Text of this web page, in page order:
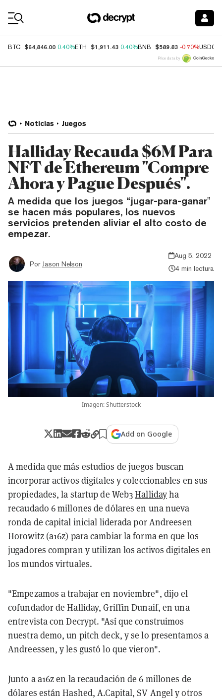
BTC $64,846.00 0.40%ETH $1,911.43 0.40%BNB $589.83 -0.70%USDC
Price data by
Noticias Juegos
Halliday Recauda $6M Para
NFT de Ethereum "Compre
Ahora y Pague Después".
A medida que los juegos “jugar-para-ganar"
se hacen más populares, los nuevos
servicios pretenden aliviar el alto costo de
empezar.
Por Jason Nelson
Aug 5, 2022
4 min lectura
Imagen: Shutterstock
Add on Google
A medida que más estudios de juegos buscan
incorporar activos digitales y coleccionables en sus
propiedades, la startup de Web3Hallidayha
recaudado 6 millones de dólares en una nueva
ronda de capital inicial liderada por Andreesen
Horowitz (a16z) para cambiar la forma en que los
jugadores compran y utilizan los activos digitales en
los mundos virtuales.
"Empezamos a trabajar en noviembre", dijo el
cofundador de Halliday, Griffin Dunaif, en una
entrevista con Decrypt. "Así que construimos
nuestra demo, un pitch deck, y se lo presentamos a
Andreessen, y les gustó lo que vieron".
Junto a a16z en la recaudación de 6 millones de
dólares están Hashed, A.Capital, SV Angel y otros